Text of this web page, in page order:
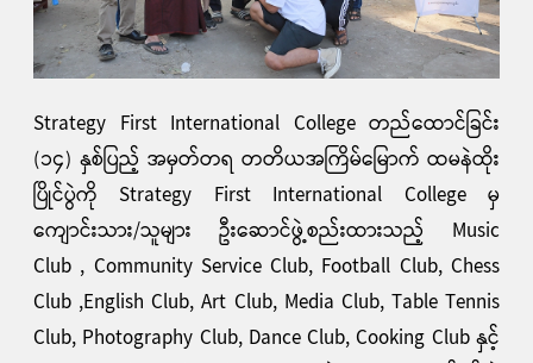
Strategy First International College တည်ထောင်ခြင်း
(၁၄) နှစ်ပြည့် အမှတ်တရ တတိယအကြိမ်မြောက် ထမနဲထိုး
ပြိုင်ပွဲကို Strategy First International College မှ
ကျောင်းသား/သူများ ဦးဆောင်ဖွဲ့စည်းထားသည့် Music
Club , Community Service Club, Football Club, Chess
Club ,English Club, Art Club, Media Club, Table Tennis
Club, Photography Club, Dance Club, Cooking Club နှင့်